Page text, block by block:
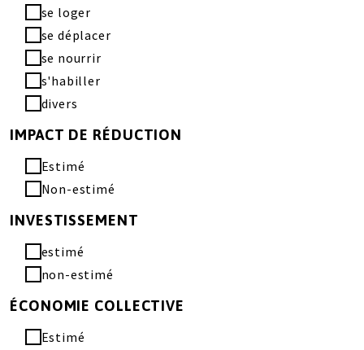
se loger
se déplacer
se nourrir
s'habiller
divers
IMPACT DE RÉDUCTION
Estimé
Non-estimé
INVESTISSEMENT
estimé
non-estimé
ÉCONOMIE COLLECTIVE
Estimé